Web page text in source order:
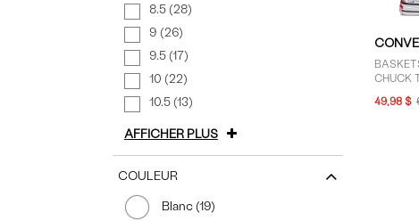
8.5 (28)
9 (26)
9.5 (17)
10 (22)
10.5 (13)
AFFICHER PLUS
COULEUR
Blanc (19)
CHUCK
HELLO
POUR
49,98 $